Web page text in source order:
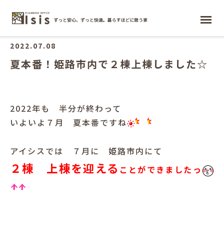
ホーム
2022.07.08
夏本番！姫路市内で２棟上棟しました☆
2022年も 半分が終わって
いよいよ７月 夏本番ですね
アイシスでは ７月に 姫路市内にて
２棟 上棟を迎える ことができましたっ